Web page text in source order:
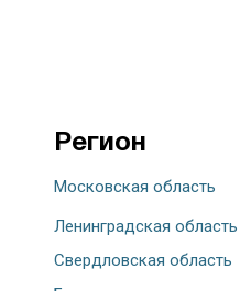
Регион
Московская область
Ленинградская область
Свердловская область